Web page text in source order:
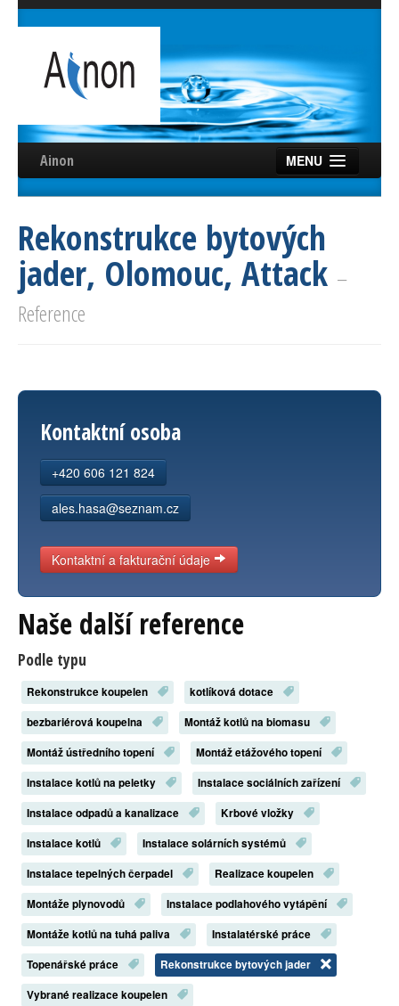
Ainon MENU
Úvod
Služby
Reference
Rekonstrukce bytových
jader, Olomouc, Attack –
Reference
Kontaktní osoba
+420 606 121 824
ales.hasa@seznam.cz
Kontaktní a fakturační údaje
Naše další reference
Podle typu
Rekonstrukce koupelen
kotlíková dotace
bezbariérová koupelna
Montáž kotlů na biomasu
Montáž ústředního topení
Montáž etážového topení
Instalace kotlů na peletky
Instalace sociálních zařízení
Instalace odpadů a kanalizace
Krbové vložky
Instalace kotlů
Instalace solárních systémů
Instalace tepelných čerpadel
Realizace koupelen
Montáže plynovodů
Instalace podlahového vytápění
Montáže kotlů na tuhá paliva
Instalatérské práce
Topenářské práce
Rekonstrukce bytových jader
Vybrané realizace koupelen